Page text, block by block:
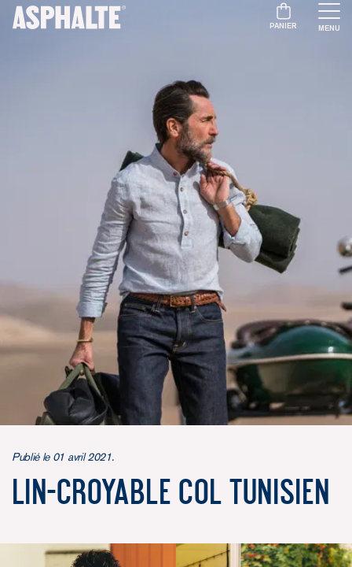
PANIER MENU
Publié le 01 avril 2021.
Lin-croyable Col Tunisien